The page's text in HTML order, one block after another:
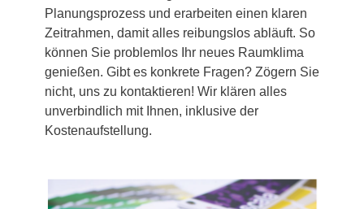
Planungsprozess und erarbeiten einen klaren
Zeitrahmen, damit alles reibungslos abläuft. So
können Sie problemlos Ihr neues Raumklima
genießen. Gibt es konkrete Fragen? Zögern Sie
nicht, uns zu kontaktieren! Wir klären alles
unverbindlich mit Ihnen, inklusive der
Kostenaufstellung.